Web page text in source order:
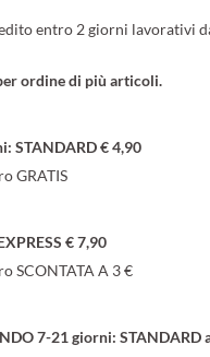
entro 2 giorni lavorativi
ordine di più articoli.
STANDARD € 4,90
GRATIS
€ 7,90
SCONTATA A 3 €
7-21 giorni: STANDARD